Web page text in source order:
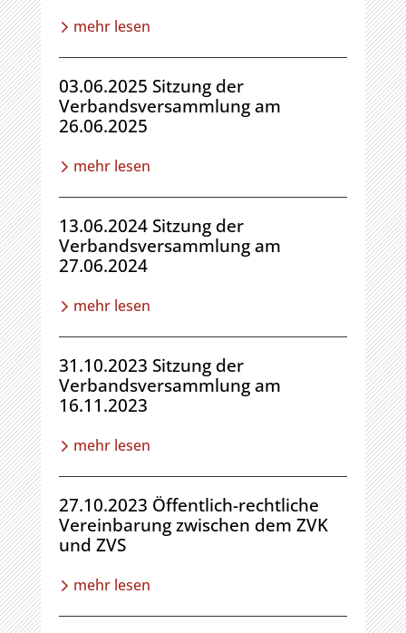
mehr lesen
03.06.2025 Sitzung der
Verbandsversammlung am
26.06.2025
mehr lesen
13.06.2024 Sitzung der
Verbandsversammlung am
27.06.2024
mehr lesen
31.10.2023 Sitzung der
Verbandsversammlung am
16.11.2023
mehr lesen
27.10.2023 Öffentlich-rechtliche
Vereinbarung zwischen dem ZVK
und ZVS
mehr lesen